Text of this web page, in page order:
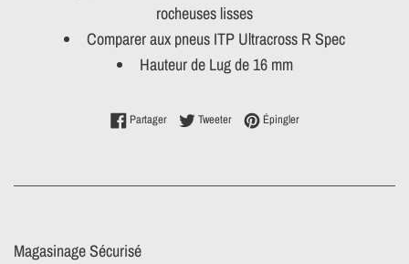
rocheuses lisses
Comparer aux pneus ITP Ultracross R Spec
Hauteur de Lug de 16 mm
PartagerPartager sur Facebook
TweeterTweeter sur Twitter
ÉpinglerÉpingler sur Pinterest
Magasinage Sécurisé